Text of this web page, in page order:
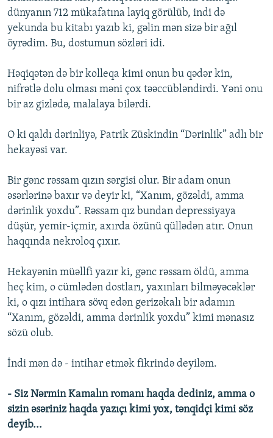
dünyanın 712 mükafatına layiq görülüb, indi də
yekunda bu kitabı yazıb ki, gəlin mən sizə bir ağıl
öyrədim. Bu, dostumun sözləri idi.
Həqiqətən də bir kolleqa kimi onun bu qədər kin,
nifrətlə dolu olması məni çox təəccübləndirdi. Yəni onu
bir az gizlədə, malalaya bilərdi.
O ki qaldı dərinliyə, Patrik Züskindin “Dərinlik” adlı bir
hekayəsi var.
Bir gənc rəssam qızın sərgisi olur. Bir adam onun
əsərlərinə baxır və deyir ki, “Xanım, gözəldi, amma
dərinlik yoxdu”. Rəssam qız bundan depressiyaya
düşür, yemir-içmir, axırda özünü qüllədən atır. Onun
haqqında nekroloq çıxır.
Hekayənin müəllfi yazır ki, gənc rəssam öldü, amma
heç kim, o cümlədən dostları, yaxınları bilməyəcəklər
ki, o qızı intihara sövq edən gerizəkalı bir adamın
“Xanım, gözəldi, amma dərinlik yoxdu” kimi mənasız
sözü olub.
İndi mən də - intihar etmək fikrində deyiləm.
- Siz Nərmin Kamalın romanı haqda dediniz, amma o
sizin əsəriniz haqda yazıçı kimi yox, tənqidçi kimi söz
deyib...